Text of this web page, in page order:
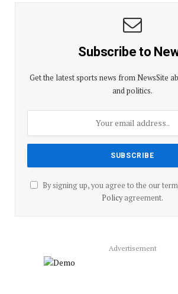
Subscribe to
Get the latest sports news from NewsSite
and politics.
By signing up, you agree to the our
Policyagreement.
Advertisement